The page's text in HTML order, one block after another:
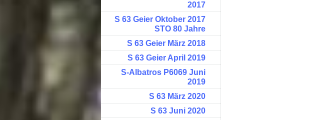
2017
S 63 Geier Oktober 2017
STO 80 Jahre
S 63 Geier März 2018
S 63 Geier April 2019
S-Albatros P6069 Juni
2019
S 63 März 2020
S 63 Juni 2020